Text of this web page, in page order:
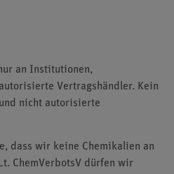
an Institutionen,
Vertragshändler. Kein
nicht autorisierte
dass wir keine Chemikalien an
ChemVerbotsV dürfen wir